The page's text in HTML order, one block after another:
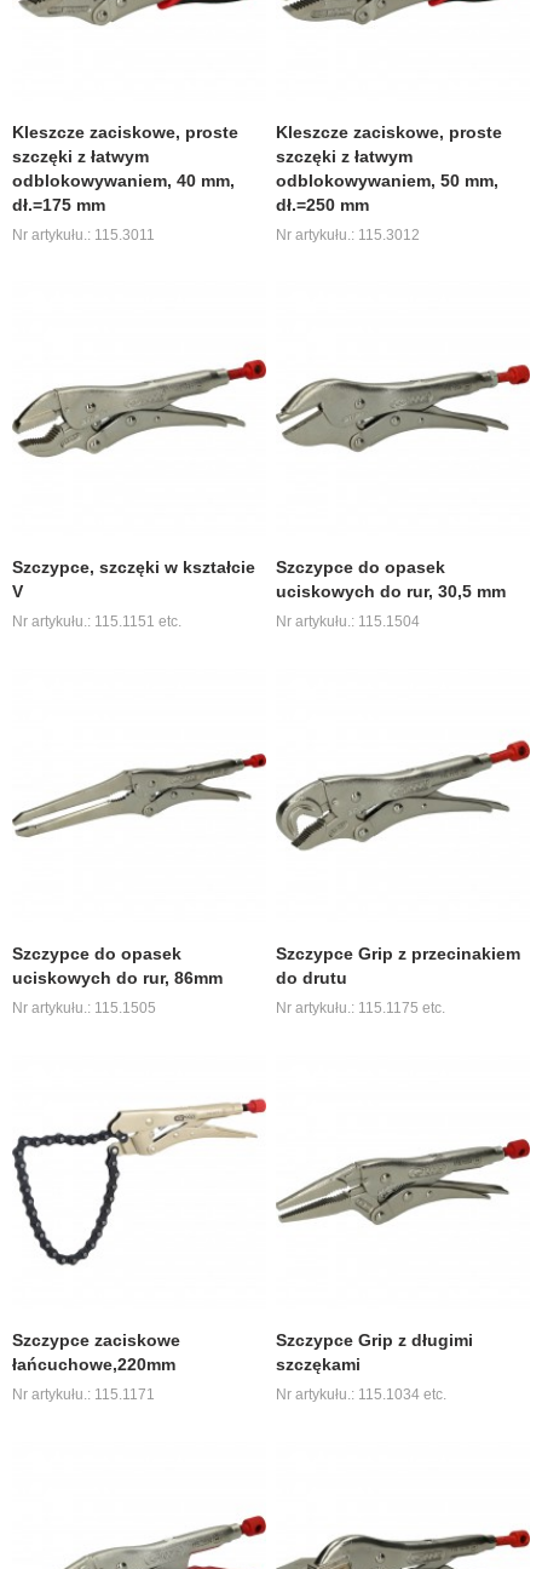
Kleszcze zaciskowe, proste
szczęki z łatwym
odblokowywaniem, 40 mm,
dł.=175 mm
Nr artykułu.: 115.3011
Kleszcze zaciskowe, proste
szczęki z łatwym
odblokowywaniem, 50 mm,
dł.=250 mm
Nr artykułu.: 115.3012
Szczypce, szczęki w kształcie
V
Nr artykułu.: 115.1151 etc.
Szczypce do opasek
uciskowych do rur, 30,5 mm
Nr artykułu.: 115.1504
Szczypce do opasek
uciskowych do rur, 86mm
Nr artykułu.: 115.1505
Szczypce Grip z przecinakiem
do drutu
Nr artykułu.: 115.1175 etc.
Szczypce zaciskowe
łańcuchowe,220mm
Nr artykułu.: 115.1171
Szczypce Grip z długimi
szczękami
Nr artykułu.: 115.1034 etc.